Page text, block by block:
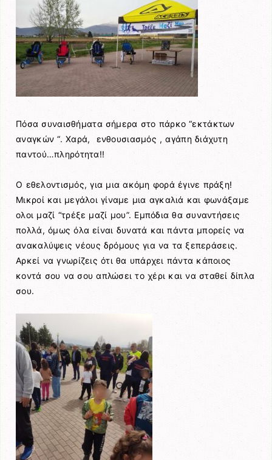
Πόσα συναισθήματα σήμερα στο πάρκο “εκτάκτων
αναγκών “. Χαρά, ενθουσιασμός , αγάπη διάχυτη
παντού…πληρότητα!!
Ο εθελοντισμός, για μια ακόμη φορά έγινε πράξη!
Μικροί και μεγάλοι γίναμε μια αγκαλιά και φωνάξαμε
ολοι μαζί “τρέξε μαζί μου”. Εμπόδια θα συναντήσεις
πολλά, όμως όλα είναι δυνατά και πάντα μπορείς να
ανακαλύψεις νέους δρόμους για να τα ξεπεράσεις.
Αρκεί να γνωρίζεις ότι θα υπάρχει πάντα κάποιος
κοντά σου να σου απλώσει το χέρι και να σταθεί δίπλα
σου.